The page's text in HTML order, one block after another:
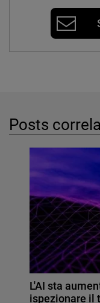
Posts
L'AI sta
ispezionare il